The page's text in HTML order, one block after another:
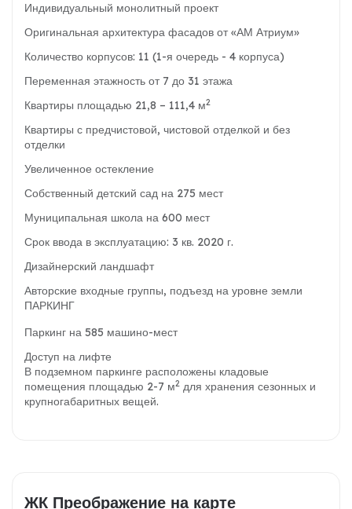
Индивидуальный монолитный проект
Оригинальная архитектура фасадов от «АМ Атриум»
Количество корпусов: 11 (1-я очередь - 4 корпуса)
Переменная этажность от 7 до 31 этажа
Квартиры площадью 21,8 – 111,4 м2
Квартиры с предчистовой, чистовой отделкой и без
отделки
Увеличенное остекление
Собственный детский сад на 275 мест
Муниципальная школа на 600 мест
Срок ввода в эксплуатацию: 3 кв. 2020 г.
Дизайнерский ландшафт
Авторские входные группы, подъезд на уровне земли
ПАРКИНГ
Паркинг на 585 машино-мест
Доступ на лифте
В подземном паркинге расположены кладовые
помещения площадью 2-7 м2 для хранения сезонных и
крупногабаритных вещей.
ЖК Преображение на карте